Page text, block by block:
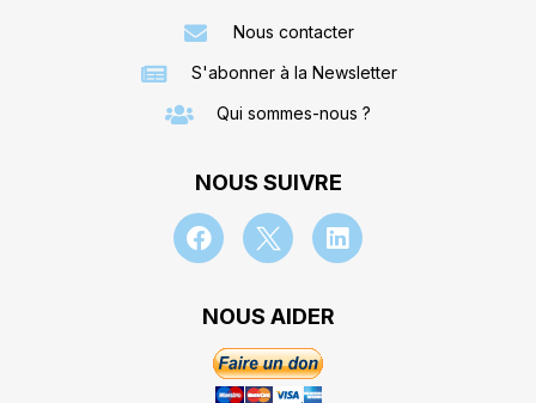
Nous contacter
S'abonner à la Newsletter
Qui sommes-nous ?
NOUS SUIVRE
NOUS AIDER